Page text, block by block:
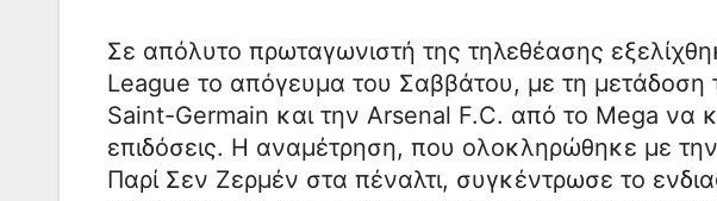
Σε απόλυτο πρωταγωνιστή της τηλεθέασης
League το απόγευμα του Σαββάτου, με τη
Saint-Germain και την Arsenal F.C. από το Mega να
επιδόσεις. Η αναμέτρηση, που ολοκληρώθηκε με
Παρί Σεν Ζερμέν στα πέναλτι, συγκέντρωσε το